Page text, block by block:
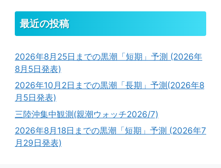
最近の投稿
2026年8月25日までの黒潮「短期」予測 (2026年
8月5日発表)
2026年10月2日までの黒潮「長期」予測(2026年8
月5日発表)
三陸沖集中観測(親潮ウォッチ2026/7)
2026年8月18日までの黒潮「短期」予測 (2026年7
月29日発表)